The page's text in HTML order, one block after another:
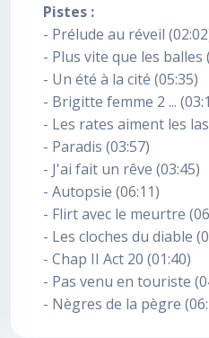
Pistes :
- Prélude au réveil
- Plus vite que les balles
- Un été à la cité (05:35)
- Brigitte femme 2 ...
- Les rates aiment les
- Paradis (03:57)
- J'ai fait un rêve (03:45)
- Autopsie (06:11)
- Flirt avec le meurtre
- Les cloches du diable
- Chap II Act 20 (01:40)
- Pas venu en touriste
- Nègres de la pègre